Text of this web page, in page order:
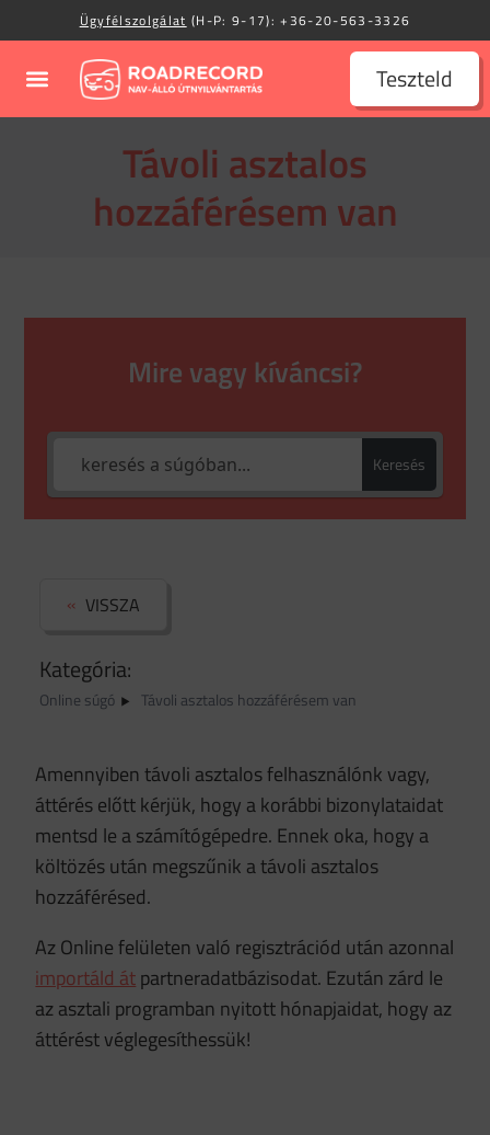
Ügyfélszolgálat (H-P: 9-17):+36-20-563-3326
Teszteld
Távoli asztalos
hozzáférésem van
Mire vagy kíváncsi?
Keresés
Kategória:
Online súgó Távoli asztalos hozzáférésem van
VISSZA
Amennyiben távoli asztalos felhasználónk vagy,
áttérés előtt kérjük, hogy a korábbi bizonylataidat
mentsd le a számítógépedre. Ennek oka, hogy a
költözés után megszűnik a távoli asztalos
hozzáférésed.
Az Online felületen való regisztrációd után azonnal
importáld átpartneradatbázisodat. Ezután zárd le
az asztali programban nyitott hónapjaidat, hogy az
áttérést véglegesíthessük!